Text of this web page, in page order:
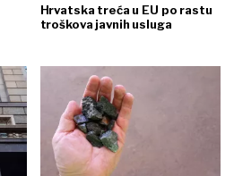
Hrvatska treća u EU po rastu
troškova javnih usluga